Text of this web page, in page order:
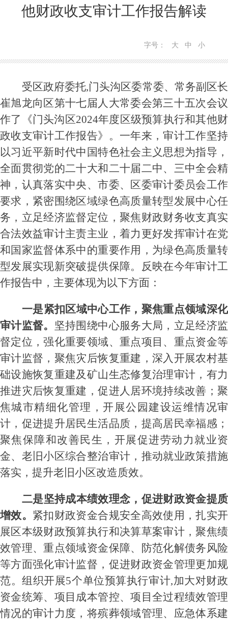
他财政收支审计工作报告解读
字号： 大 中 小
受区政府委托,门头沟区委常委、 常务副区长
崔旭龙向区第十七届人大常委会第三十五次会议
作了《门头沟区2024年度区级预算执行和其他财
政收支审计工作报告》。一年来，审计工作坚持
以习近平新时代中国特色社会主义思想为指导，
全面贯彻党的二十大和二十届二中、三中全会精
神，认真落实中央、市委、区委审计委员会工作
要求，紧密围绕区域绿色高质量转型发展中心任
务，立足经济监督定位，聚焦财政财务收支真实
合法效益审计主责主业，着力更好发挥审计在党
和国家监督体系中的重要作用，为绿色高质量转
型发展实现新突破提供保障。反映在今年审计工
作报告中，主要体现为以下方面：
一是紧扣区域中心工作，聚焦重点领域深化
审计监督。 坚持围绕中心服务大局，立足经济监
督定位，强化重要领域、重点项目、重点资金等
审计监督 ， 聚焦灾后恢复重建，深入开展农村基
础设施恢复重建及矿山生态修复治理审计，有力
推进灾后恢复重建，促进人居环境持续改善 ； 聚
焦城市精细化管理，开展公园建设运维情况审
计， 促进提升居民生活品质，提高居民幸福感 ；
聚焦保障和改善民生，开展促进劳动力就业资
金、老旧小区综合整治审计，推动就业政策措施
落实， 提升老旧小区改造质效。
二是坚持成本绩效理念，促进财政资金提质
增效。 紧扣财政资金合规安全高效使用，扎实开
展区本级财政预算执行和决算草案审计，聚焦绩
效管理、重点领域资金保障、防范化解债务风险
等方面强化审计监督，促进财政资金管理更加规
范。组织开展5个单位预算执行审计,加大对财政
资金统筹、项目成本管控、项目全过程绩效管理
情况的审计力度，将殡葬领域管理、应急体系建